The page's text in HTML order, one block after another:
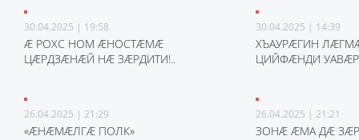
30.04.2025 | 19:58
Æ РОХС НОМ ÆНОСТÆМÆ
ЦÆРДЗÆНÆЙ НÆ ЗÆРДИТИ!..
30.04.2025 | 14:39
ХЪАУРÆГИН
ЦИЙФÆНДИ
26.04.2025 | 21:29
«ÆНÆМÆЛГÆ ПОЛК»
26.04.2025 | 21:21
ЗОНÆ ÆМА ДÆ